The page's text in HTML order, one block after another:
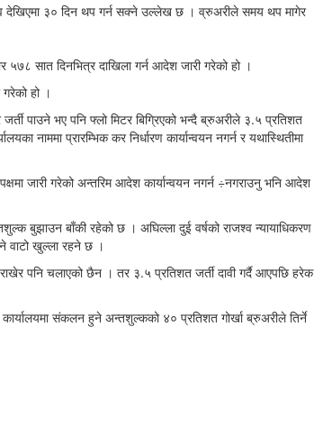
देखिएमा ३० दिन थप गर्न सक्ने उल्लेख छ । व्रुअरीले समय थप मागेर
सात दिनभित्र दाखिला गर्न आदेश जारी गरेको हो ।
हो ।
पाउने भए पनि फ्लो मिटर बिग्रिएको भन्दै ब्रुअरीले ३.५ प्रतिशत
नाममा प्रारम्भिक कर निर्धारण कार्यान्वयन नगर्न र यथास्थितीमा
जारी गरेको अन्तरिम आदेश कार्यान्वयन नगर्न ÷नगराउनु भनि आदेश
बुझाउन बाँकी रहेको छ । अघिल्ला दुई वर्षको राजश्व न्यायाधिकरण
वाटो खुल्ला रहने छ ।
पनि चलाएको छैन । तर ३.५ प्रतिशत जर्ती दावी गर्दै आएपछि हरेक
संकलन हुने अन्तशुल्कको ४० प्रतिशत गोर्खा ब्रुअरीले तिर्ने